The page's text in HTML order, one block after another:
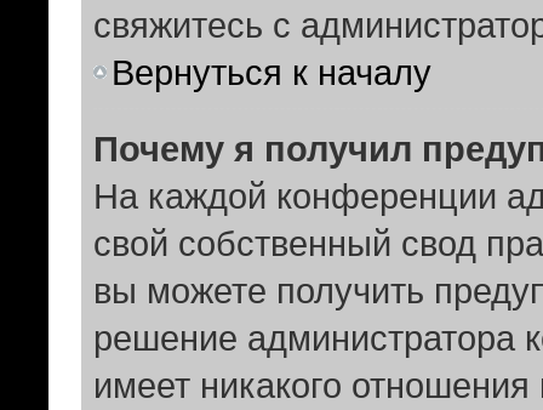
свяжитесь с
Вернуться к началу
Почему я получил
На каждой конференции
свой собственный свод
вы можете получить
решение администратора
имеет никакого